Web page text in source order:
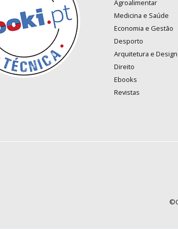
Agroalimentar
Medicina e Saúde
Economia e Gestão
Desporto
Arquitetura e Design
Direito
Ebooks
Revistas